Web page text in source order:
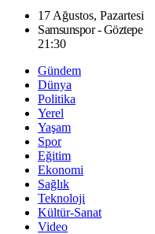
17 Ağustos, Pazartesi
Samsunspor - Göztepe
21:30
Gündem
Dünya
Politika
Yerel
Yaşam
Spor
Eğitim
Ekonomi
Sağlık
Teknoloji
Kültür-Sanat
Video